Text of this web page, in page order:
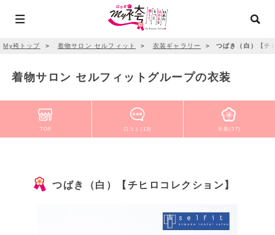
My袴トップ ＞ 着物サロン セルフィット ＞ 衣装ギャラリー ＞ つばき（白）【チ
着物サロン セルフィットグループの衣装
TOP 口コミ(13) 衣装(37)
つばき（白）【チヒロコレクション】